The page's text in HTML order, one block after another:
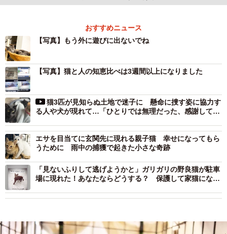
おすすめニュース
【写真】もう外に遊びに出ないでね
【写真】猫と人の知恵比べは3週間以上になりました
猫3匹が見知らぬ土地で迷子に 懸命に捜す姿に協力す
る人や犬が現れて…「ひとりでは無理だった、感謝してい
エサを目当てに玄関先に現れる親子猫 幸せになってもら
うために 雨中の捕獲で起きた小さな奇跡
「見ないふりして逃げようかと」ガリガリの野良猫が駐車
場に現れた！あなたならどうする？ 保護して家猫になる